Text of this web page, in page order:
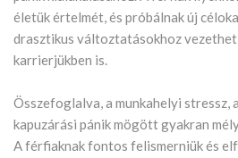
életük értelmét, és próbálnak új
drasztikus változtatásokhoz vezethet
karrierjükben is.
Összefoglalva, a munkahelyi stressz,
kapuzárási pánik mögött gyakran
A férfiaknak fontos felismerniük és